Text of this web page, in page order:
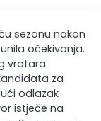
sezonu nakon
očekivanja.
vratara
za
odlazak
istječe na